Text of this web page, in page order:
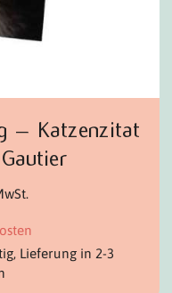
– Katzenzitat
Lieferung in 2-3